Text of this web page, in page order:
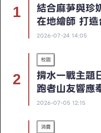
結合麻芛與珍
在地繪師 打
2026-07-24 14:05
校園
揹水一戰主題
跑者山友響應
2026-07-05 12:15
消費